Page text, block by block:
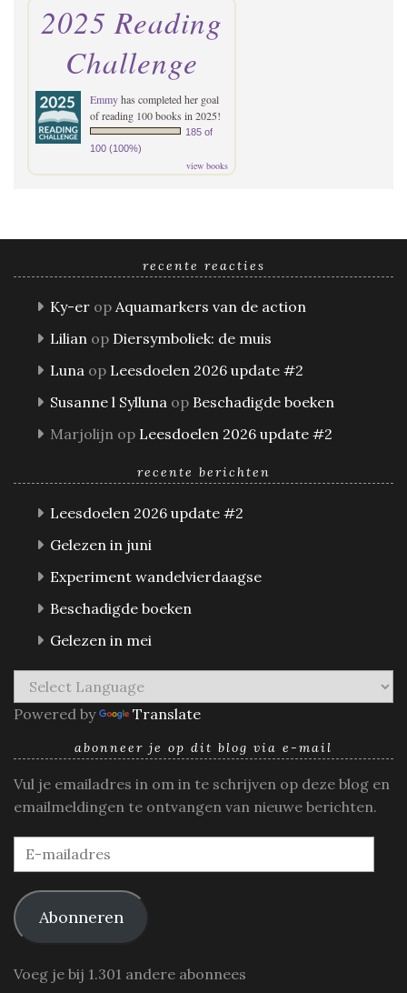
2025 Reading
Challenge
Emmyhas completed her goal
of reading 100 books in 2025!
185 of
100 (100%)
view books
recente reacties
Ky-er op Aquamarkers van de action
Lilian op Diersymboliek: de muis
Luna op Leesdoelen 2026 update #2
Susanne l Sylluna op Beschadigde boeken
Marjolijn op Leesdoelen 2026 update #2
recente berichten
Leesdoelen 2026 update #2
Gelezen in juni
Experiment wandelvierdaagse
Beschadigde boeken
Gelezen in mei
Powered by Translate
abonneer je op dit blog via e-mail
Vul je emailadres in om in te schrijven op deze blog en
emailmeldingen te ontvangen van nieuwe berichten.
E-
mailadres
Abonneren
Voeg je bij 1.301 andere abonnees